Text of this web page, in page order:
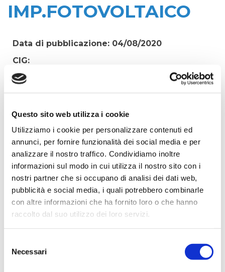
Questo sito web utilizza i cookie
Utilizziamo i cookie per personalizzare contenuti ed
annunci, per fornire funzionalità dei social media e per
analizzare il nostro traffico. Condividiamo inoltre
informazioni sul modo in cui utilizza il nostro sito con i
nostri partner che si occupano di analisi dei dati web,
pubblicità e social media, i quali potrebbero combinarle
con altre informazioni che ha fornito loro o che hanno
raccolto dal suo utilizzo dei loro servizi.
delNecessari
IMP.FOTOVOLTAICO
Data di pubblicazione: 04/08/2020
CIG:
ZF521E16E9
Tecnico
Oggetto:
SERVIZIO DI VIGILANZA NOTTURNA VIA IX
AGOSTO GORIZIA E SERVIZIO DI
TELEVIGILANZA IMP.FOTOVOLTAICO
Elenco operatori invitati:
Codice Fiscale:
Procedura di scelta:
Affidamento ai sensi del Regolamento Generale